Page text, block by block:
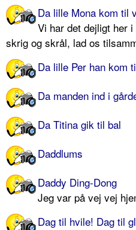
Da lille Mona kom til
Vi har det dejligt her
skrig og skrål, lad os
Da lille Per han kom
Da manden ind i
Da Titina gik til bal
Daddlums
Daddy Ding-Dong
Jeg var på vej vej
Dag til hvile! Dag til